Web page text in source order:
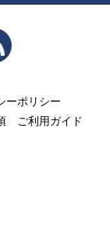
ーポリシー
ご利用ガイド